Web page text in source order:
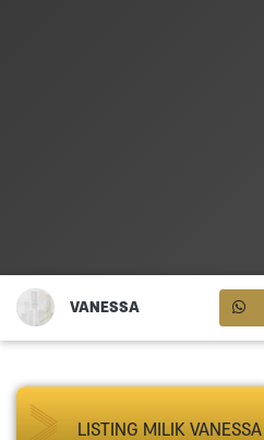
VANESSA
LISTING MILIK VANESSA